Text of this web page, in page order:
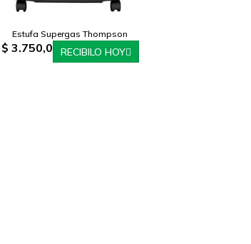
Estufa Supergas Thompson
$ 3.750,0 RECIBILO HOY